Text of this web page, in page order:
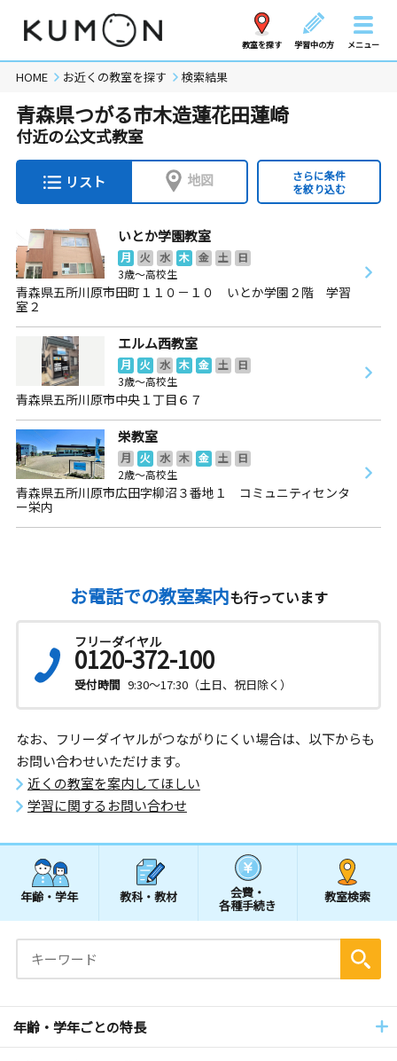
教室を探す 学習中の方 メニュー
HOME お近くの教室を探す 検索結果
青森県つがる市木造蓮花田蓮崎
付近の公文式教室
リスト 地図
さらに条件
を絞り込む
いとか学園教室
月 火 水 木 金 土
日
3歳～高校生
青森県五所川原市田町１１０－１０ いとか学園２階 学習
室２
エルム西教室
月 火 水 木 金 土
日
3歳～高校生
青森県五所川原市中央１丁目６７
栄教室
月 火 水 木 金 土
日
2歳～高校生
青森県五所川原市広田字柳沼３番地１ コミュニティセンタ
ー栄内
お電話での教室案内も行っています
フリーダイヤル
0120-372-100
受付時間 9:30～17:30（土日、祝日除く）
なお、フリーダイヤルがつながりにくい場合は、以下からも
お問い合わせいただけます。
近くの教室を案内してほしい
学習に関するお問い合わせ
年齢・学年 教科・教材 会費・
各種手続き
教室検索
年齢・学年ごとの特長